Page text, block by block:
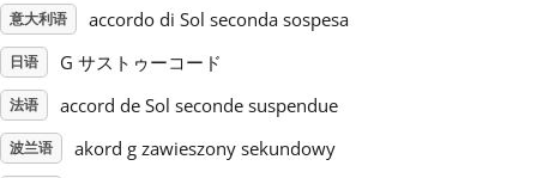
Tiếng Việt
意大利语 accordo di Sol seconda sospesa
日语 G サストゥーコード
法语 accord de Sol seconde suspendue
波兰语 akord g zawieszony sekundowy